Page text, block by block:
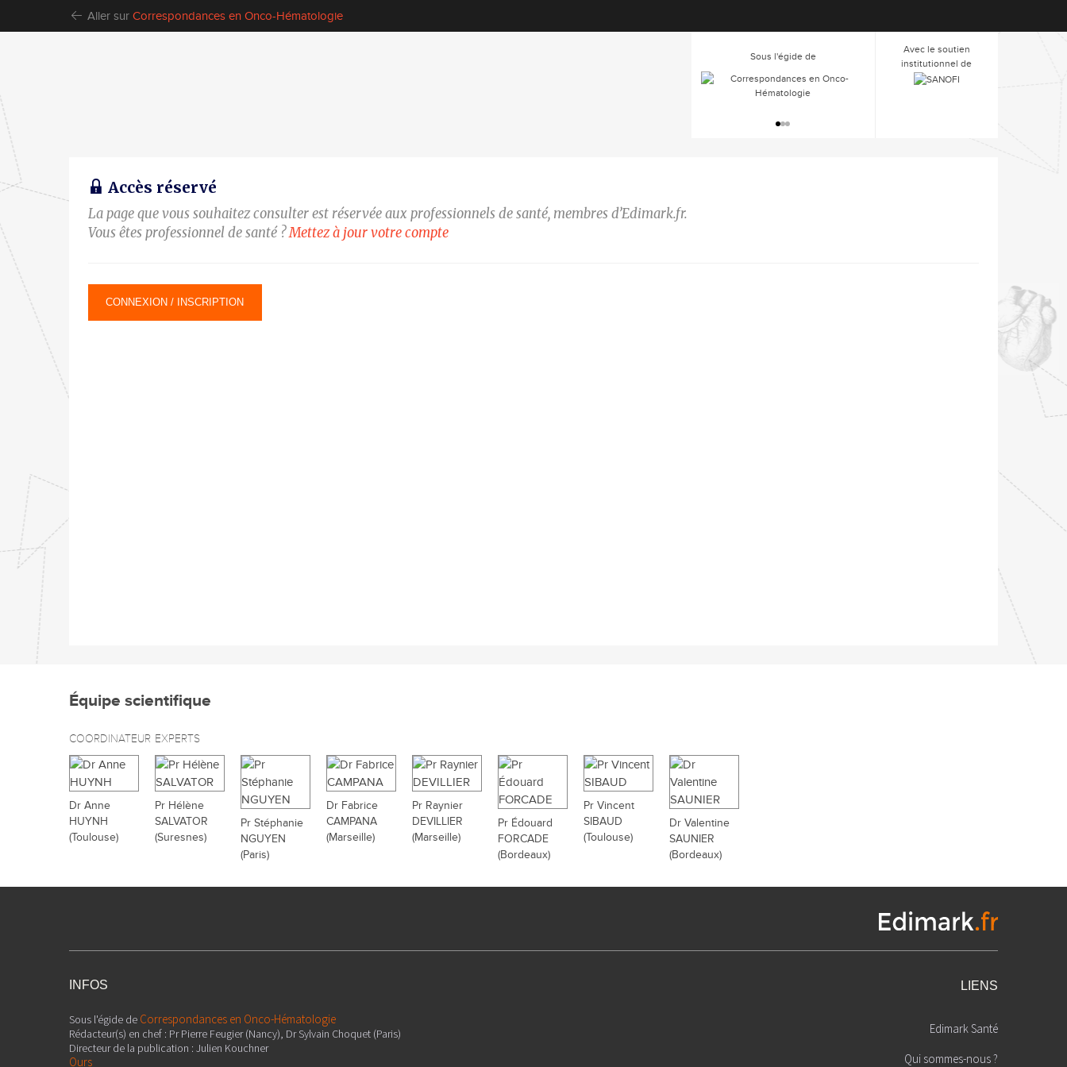
Aller sur Correspondances en Onco-Hématologie
Sous l'égide de
Sous l'égide de
Avec le soutien
institutionnel de
La page que vous souhaitez consulter est réservée aux professionnels de santé, membres d’Edimark.fr.
Vous êtes professionnel de santé ?Mettez à jour votre compte
CONNEXION / INSCRIPTION
Équipe scientifique
Dr Anne
HUYNH
(Toulouse)
Pr Hélène
SALVATOR
(Suresnes)
Pr Stéphanie
NGUYEN
(Paris)
Dr Fabrice
CAMPANA
(Marseille)
Pr Raynier
DEVILLIER
(Marseille)
Pr Édouard
FORCADE
(Bordeaux)
Pr Vincent
SIBAUD
(Toulouse)
Dr Valentine
SAUNIER
(Bordeaux)
Rédacteur(s) en chef : Pr Pierre Feugier (Nancy), Dr Sylvain Choquet (Paris)
Directeur de la publication : Julien Kouchner
Ours